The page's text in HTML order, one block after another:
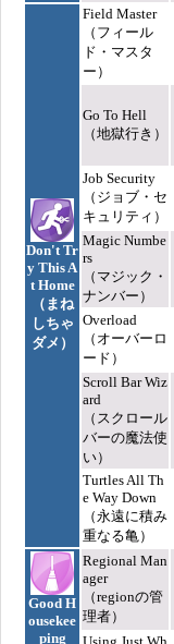
Don't Tr
y This A
t Home
（まね
しちゃ
ダメ）
Field Master
（フィール
ド・マスタ
ー）
Go To Hell
（地獄行き）
Job Security
（ジョブ・セ
キュリティ）
Magic Numbe
rs
（マジック・
ナンバー）
Overload
（オーバーロ
ード）
Scroll Bar Wiz
ard
（スクロール
バーの魔法使
い）
Turtles All Th
e Way Down
（永遠に積み
重なる亀）
Good H
ousekee
ping
Regional Man
ager
（regionの管
理者）